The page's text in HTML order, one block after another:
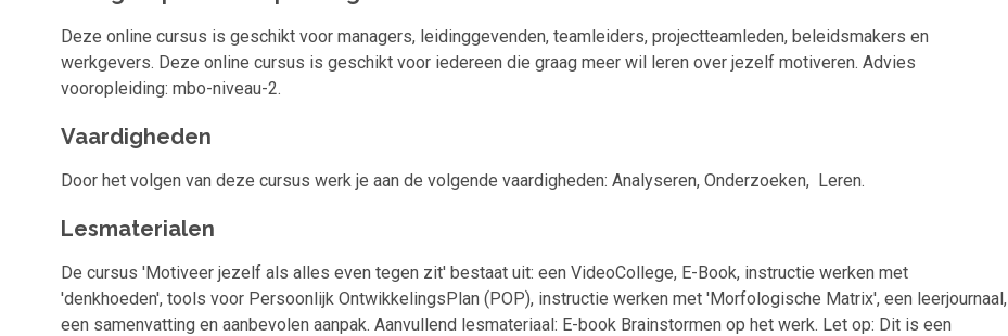
Deze online cursus is geschikt voor managers, leidinggevenden, teamleiders, projectteamleden, beleidsmakers en
werkgevers. Deze online cursus is geschikt voor iedereen die graag meer wil leren over jezelf motiveren. Advies
vooropleiding: mbo-niveau-2.
Vaardigheden
Door het volgen van deze cursus werk je aan de volgende vaardigheden: Analyseren, Onderzoeken, Leren.
Lesmaterialen
De cursus 'Motiveer jezelf als alles even tegen zit' bestaat uit: een VideoCollege, E-Book, instructie werken met
'denkhoeden', tools voor Persoonlijk OntwikkelingsPlan (POP), instructie werken met 'Morfologische Matrix', een leerjournaal,
een samenvatting en aanbevolen aanpak. Aanvullend lesmateriaal: E-book Brainstormen op het werk. Let op: Dit is een